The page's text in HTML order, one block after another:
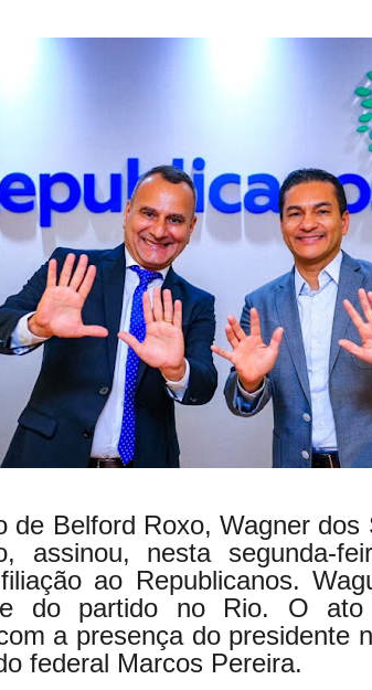
de Belford Roxo, Wagner dos
assinou, nesta segunda-
ao Republicanos.
do partido no Rio. O
a presença do presidente
federal Marcos Pereira.